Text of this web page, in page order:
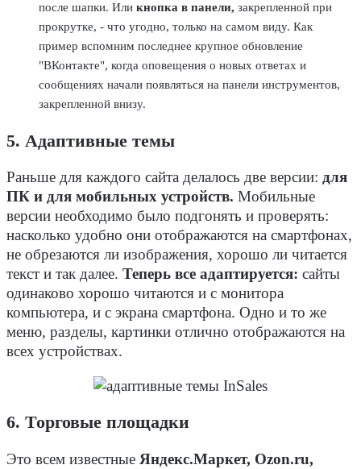
после шапки. Или кнопка в панели, закрепленной при
прокрутке, - что угодно, только на самом виду. Как
пример вспомним последнее крупное обновление
"ВКонтакте", когда оповещения о новых ответах и
сообщениях начали появляться на панели инструментов,
закрепленной внизу.
5. Адаптивные темы
Раньше для каждого сайта делалось две версии: для
ПК и для мобильных устройств. Мобильные
версии необходимо было подгонять и проверять:
насколько удобно они отображаются на смартфонах,
не обрезаются ли изображения, хорошо ли читается
текст и так далее. Теперь все адаптируется: сайты
одинаково хорошо читаются и с монитора
компьютера, и с экрана смартфона. Одно и то же
меню, разделы, картинки отлично отображаются на
всех устройствах.
6. Торговые площадки
Это всем известные Яндекс.Маркет, Ozon.ru,